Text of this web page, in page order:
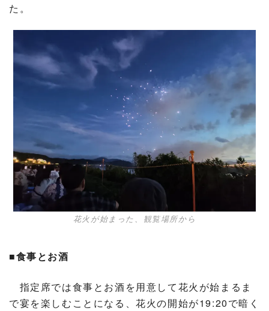
た。
花火が始まった、観覧場所から
■食事とお酒
指定席では食事とお酒を用意して花火が始まるま
で宴を楽しむことになる、花火の開始が19:20で暗く